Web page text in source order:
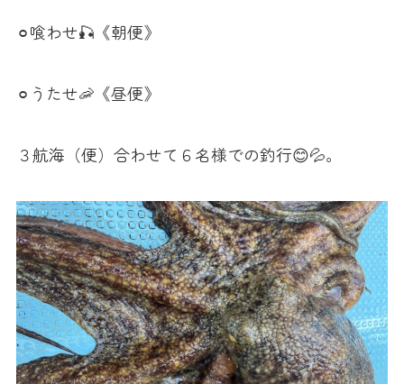
⚪︎喰わせ🎣《朝便》
⚪︎うたせ🦐《昼便》
３航海（便）合わせて６名様での釣行😊💦。